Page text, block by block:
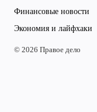
Финансовые новости
Экономия и лайфхаки
© 2026 Правое дело